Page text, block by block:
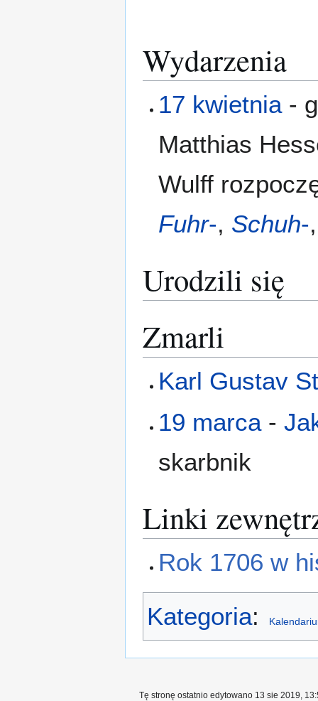
Wydarzenia
17 kwietnia-
Matthias
Wulff
Fuhr-, Schuh-
Urodzili się
Zmarli
Karl Gustav
19 marca -
skarbnik
Linki
Rok 1706 w
Kategoria:
Tę stronę ostatnio edytowano 13 sie 2019,